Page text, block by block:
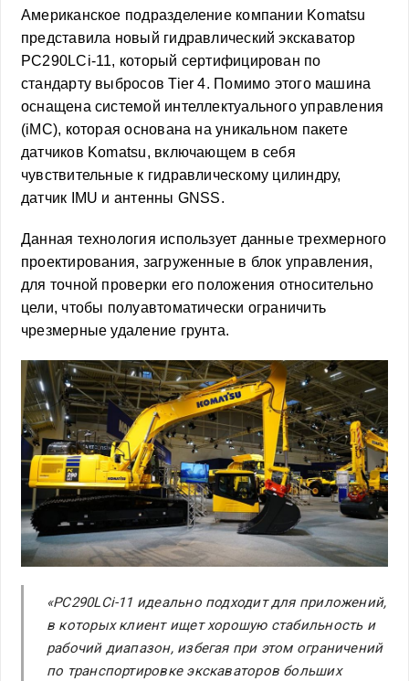
Американское подразделение компании Komatsu
представила новый гидравлический экскаватор
PC290LCi-11, который сертифицирован по
стандарту выбросов Tier 4. Помимо этого машина
оснащена системой интеллектуального управления
(iMC), которая основана на уникальном пакете
датчиков Komatsu, включающем в себя
чувствительные к гидравлическому цилиндру,
датчик IMU и антенны GNSS.
Данная технология использует данные трехмерного
проектирования, загруженные в блок управления,
для точной проверки его положения относительно
цели, чтобы полуавтоматически ограничить
чрезмерные удаление грунта.
«PC290LCi-11 идеально подходит для приложений,
в которых клиент ищет хорошую стабильность и
рабочий диапазон, избегая при этом ограничений
по транспортировке экскаваторов больших